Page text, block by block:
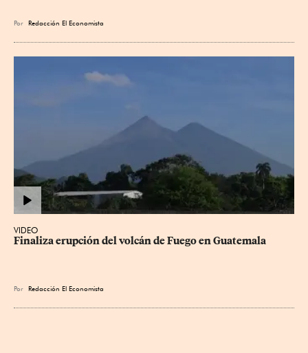
Por Redacción El Economista
VIDEO
Finaliza erupción del volcán de Fuego en Guatemala
Por Redacción El Economista